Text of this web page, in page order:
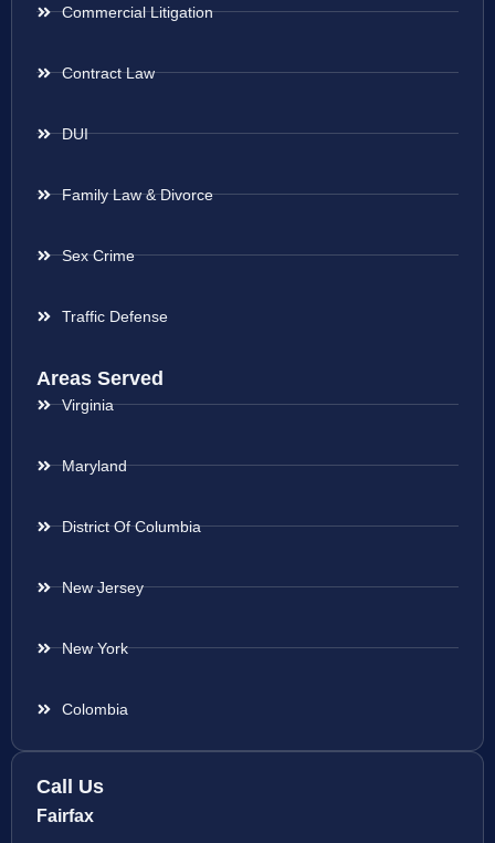
Commercial Litigation
Contract Law
DUI
Family Law & Divorce
Sex Crime
Traffic Defense
Areas Served
Virginia
Maryland
District Of Columbia
New Jersey
New York
Colombia
Call Us
Fairfax